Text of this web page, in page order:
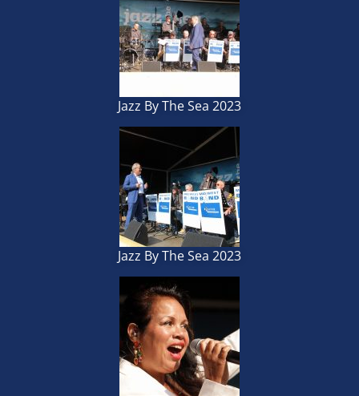
Jazz By The Sea 2023
Jazz By The Sea 2023